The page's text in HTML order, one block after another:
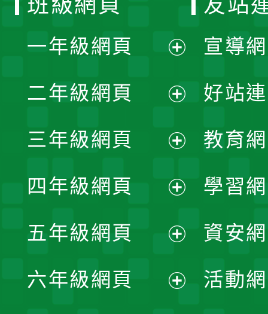
一年級網頁
開
選
單
二年級網頁
開
選
單
三年級網頁
開
選
單
四年級網頁
開
選
五年級網頁
開
六年級網頁
宣導
好站
教育
學習
資安
活動